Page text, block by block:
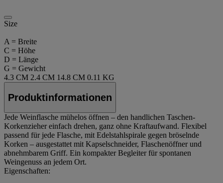
Size
A = Breite
C = Höhe
D = Länge
G = Gewicht
4.3 CM 2.4 CM 14.8 CM 0.11 KG
Produktinformationen
Jede Weinflasche mühelos öffnen – den handlichen Taschen-
Korkenzieher einfach drehen, ganz ohne Kraftaufwand. Flexibel
passend für jede Flasche, mit Edelstahlspirale gegen bröselnde
Korken – ausgestattet mit Kapselschneider, Flaschenöffner und
abnehmbarem Griff. Ein kompakter Begleiter für spontanen
Weingenuss an jedem Ort.
Eigenschaften: